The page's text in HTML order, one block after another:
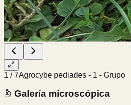
1 /7Agrocybe pediades - 1 - Grupo
Galería microscópica